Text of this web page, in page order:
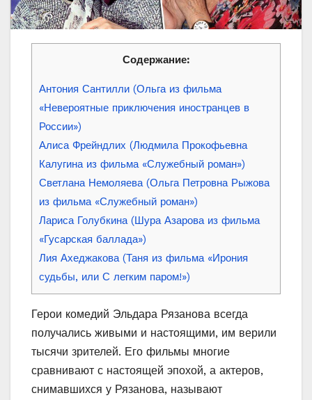
Содержание:
Антония Сантилли (Ольга из фильма
«Невероятные приключения иностранцев в
России»)
Алиса Фрейндлих (Людмила Прокофьевна
Калугина из фильма «Служебный роман»)
Светлана Немоляева (Ольга Петровна Рыжова
из фильма «Служебный роман»)
Лариса Голубкина (Шура Азарова из фильма
«Гусарская баллада»)
Лия Ахеджакова (Таня из фильма «Ирония
судьбы, или С легким паром!»)
Герои комедий Эльдара Рязанова всегда
получались живыми и настоящими, им верили
тысячи зрителей. Его фильмы многие
сравнивают с настоящей эпохой, а актеров,
снимавшихся у Рязанова, называют